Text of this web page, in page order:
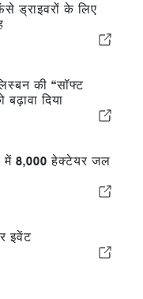
ड्राइवरों के लिए
की “सॉफ्ट
दिया
में 8,000 हेक्टेयर जल
इवेंट